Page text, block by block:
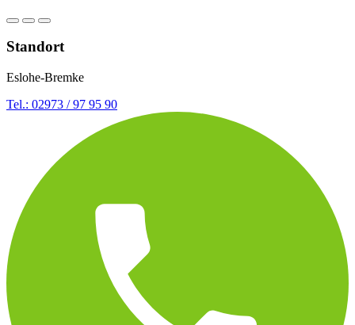
Standort
Eslohe-Bremke
Tel.: 02973 / 97 95 90